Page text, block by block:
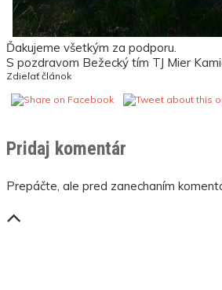
Ďakujeme všetkým za podporu.
S pozdravom Bežecký tím TJ Mier
Zdieľať článok
Pridaj komentár
Prepáčte, ale pred zanechaním